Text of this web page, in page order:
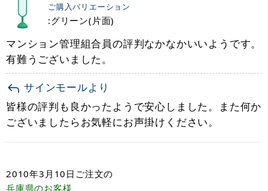
ご購入バリエーション
:グリーン(片面)
マンション管理組合員の評判なかなかいいようです。
有難うございました。
サインモールより
皆様の評判も良かったようで安心しました。また何か
ございましたらお気軽にお声掛けください。
2010年3月10日 ご注文の
兵庫県のお客様